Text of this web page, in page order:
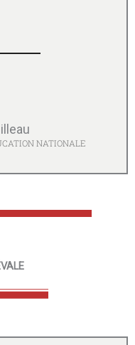
NATIONALE